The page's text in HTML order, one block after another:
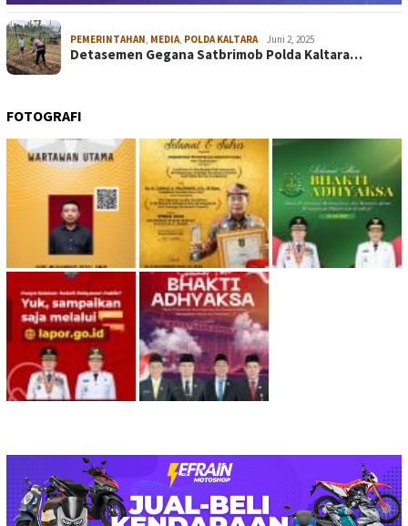
PEMERINTAHAN, MEDIA, POLDA KALTARA Juni 2, 2025
Detasemen Gegana Satbrimob Polda Kaltara…
FOTOGRAFI